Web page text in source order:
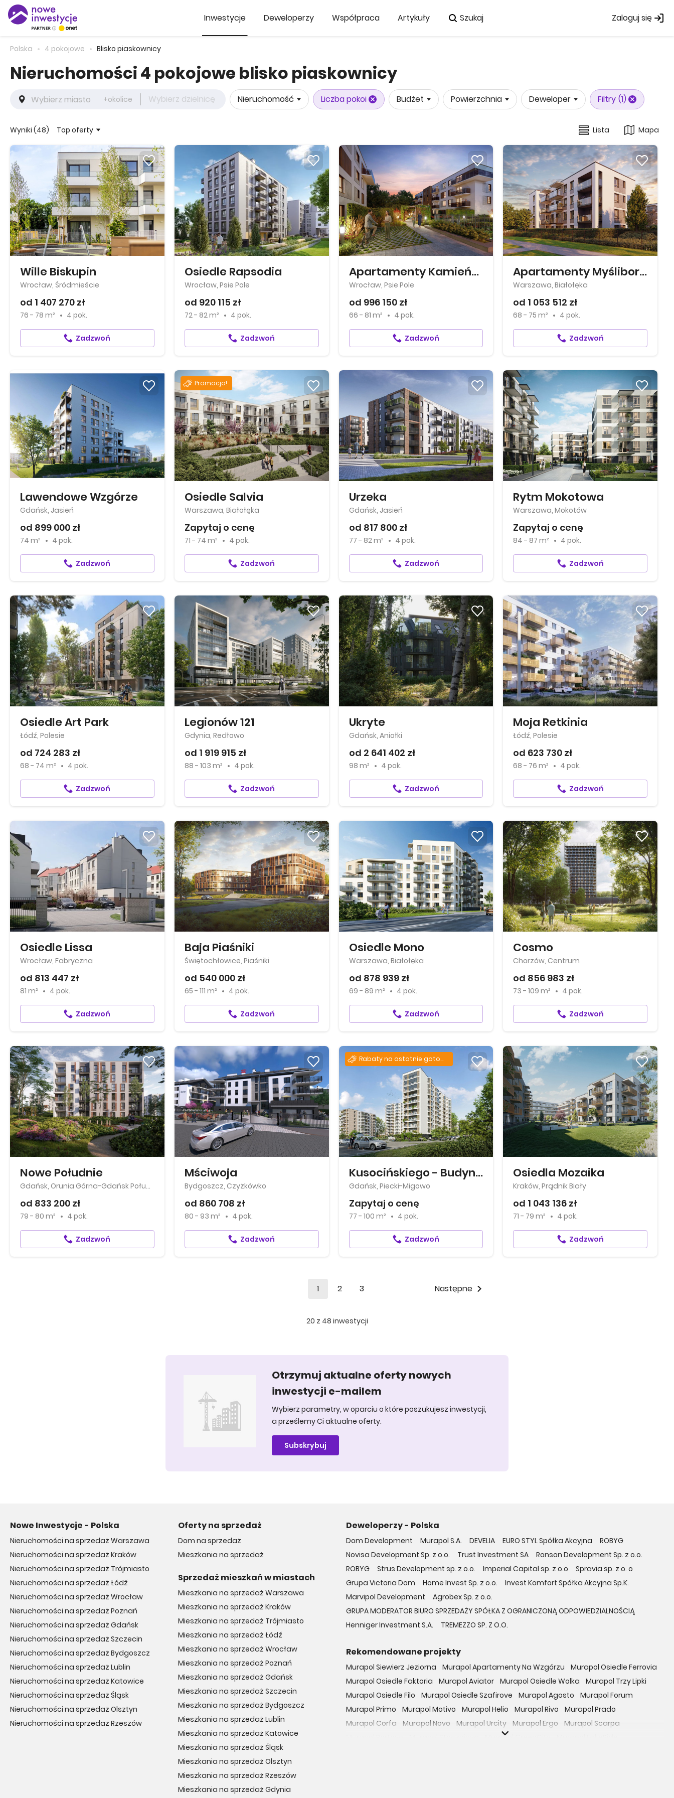
Inwestycje Deweloperzy Współpraca Artykuły Szukaj Zaloguj się
Polska 4 pokojowe Blisko piaskownicy
Nieruchomości 4 pokojowe blisko piaskownicy
+okolice Wybierz dzielnicę Nieruchomość Liczba pokoi Budżet Powierzchnia Deweloper Filtry (1)
Wyniki (48) Top oferty Lista Mapa
Wille Biskupin
Wrocław, Śródmieście
od 1 407 270 zł
76 - 78 m² 4 pok.
Zadzwoń
Osiedle Rapsodia
Wrocław, Psie Pole
od 920 115 zł
72 - 82 m² 4 pok.
Zadzwoń
Apartamenty Kamieńskiego
Wrocław, Psie Pole
od 996 150 zł
66 - 81 m² 4 pok.
Zadzwoń
Apartamenty Myśliborska Park
Warszawa, Białołęka
od 1 053 512 zł
68 - 75 m² 4 pok.
Zadzwoń
Lawendowe Wzgórze
Gdańsk, Jasień
od 899 000 zł
74 m² 4 pok.
Zadzwoń
Promocja!
Osiedle Salvia
Warszawa, Białołęka
Zapytaj o cenę
71 - 74 m² 4 pok.
Zadzwoń
Urzeka
Gdańsk, Jasień
od 817 800 zł
77 - 82 m² 4 pok.
Zadzwoń
Rytm Mokotowa
Warszawa, Mokotów
Zapytaj o cenę
84 - 87 m² 4 pok.
Zadzwoń
Osiedle Art Park
Łódź, Polesie
od 724 283 zł
68 - 74 m² 4 pok.
Zadzwoń
Legionów 121
Gdynia, Redłowo
od 1 919 915 zł
88 - 103 m² 4 pok.
Zadzwoń
Ukryte
Gdańsk, Aniołki
od 2 641 402 zł
98 m² 4 pok.
Zadzwoń
Moja Retkinia
Łódź, Polesie
od 623 730 zł
68 - 76 m² 4 pok.
Zadzwoń
Osiedle Lissa
Wrocław, Fabryczna
od 813 447 zł
81 m² 4 pok.
Zadzwoń
Baja Piaśniki
Świętochłowice, Piaśniki
od 540 000 zł
65 - 111 m² 4 pok.
Zadzwoń
Osiedle Mono
Warszawa, Białołęka
od 878 939 zł
69 - 89 m² 4 pok.
Zadzwoń
Cosmo
Chorzów, Centrum
od 856 983 zł
73 - 109 m² 4 pok.
Zadzwoń
Nowe Południe
Gdańsk, Orunia Górna-Gdańsk Południe
od 833 200 zł
79 - 80 m² 4 pok.
Zadzwoń
Mściwoja
Bydgoszcz, Czyżkówko
od 860 708 zł
80 - 93 m² 4 pok.
Zadzwoń
Rabaty na ostatnie gotowe lokale!
Kusocińskiego - Budynek B
Gdańsk, Piecki-Migowo
Zapytaj o cenę
77 - 100 m² 4 pok.
Zadzwoń
Osiedla Mozaika
Kraków, Prądnik Biały
od 1 043 136 zł
71 - 79 m² 4 pok.
Zadzwoń
1 2 3 Następne
20 z 48 inwestycji
Otrzymuj aktualne oferty nowych
inwestycji e-mailem
Wybierz parametry, w oparciu o które poszukujesz inwestycji,
a prześlemy Ci aktualne oferty.
Subskrybuj
Nowe Inwestycje - Polska
Nieruchomości na sprzedaż Warszawa
Nieruchomości na sprzedaż Kraków
Nieruchomości na sprzedaż Trójmiasto
Nieruchomości na sprzedaż Łódź
Nieruchomości na sprzedaż Wrocław
Nieruchomości na sprzedaż Poznań
Nieruchomości na sprzedaż Gdańsk
Nieruchomości na sprzedaż Szczecin
Nieruchomości na sprzedaż Bydgoszcz
Nieruchomości na sprzedaż Lublin
Nieruchomości na sprzedaż Katowice
Nieruchomości na sprzedaż Śląsk
Nieruchomości na sprzedaż Olsztyn
Nieruchomości na sprzedaż Rzeszów
Oferty na sprzedaż
Dom na sprzedaż
Mieszkania na sprzedaż
Sprzedaż mieszkań w miastach
Mieszkania na sprzedaż Warszawa
Mieszkania na sprzedaż Kraków
Mieszkania na sprzedaż Trójmiasto
Mieszkania na sprzedaż Łódź
Mieszkania na sprzedaż Wrocław
Mieszkania na sprzedaż Poznań
Mieszkania na sprzedaż Gdańsk
Mieszkania na sprzedaż Szczecin
Mieszkania na sprzedaż Bydgoszcz
Mieszkania na sprzedaż Lublin
Mieszkania na sprzedaż Katowice
Mieszkania na sprzedaż Śląsk
Mieszkania na sprzedaż Olsztyn
Mieszkania na sprzedaż Rzeszów
Mieszkania na sprzedaż Gdynia
Deweloperzy - Polska
Dom Development Murapol S.A. DEVELIA EURO STYL Spółka Akcyjna
ROBYG
Novisa Development Sp. z o.o.
Trust Investment SA
Ronson Development Sp. z o.o.
ROBYG
Strus Development sp. z o.o. Imperial Capital sp. z o.o
Spravia sp. z o. o
Grupa Victoria Dom
Home Invest Sp. z o.o.
Invest Komfort Spółka Akcyjna Sp.K.
Marvipol Development
Agrobex Sp. z o.o.
GRUPA MODERATOR BIURO SPRZEDAŻY SPÓŁKA Z OGRANICZONĄ ODPOWIEDZIALNOŚCIĄ
Henniger Investment S.A.
TREMEZZO SP. Z O.O.
Rekomendowane projekty
Murapol Siewierz Jeziorna Murapol Apartamenty Na Wzgórzu
Murapol Osiedle Ferrovia
Murapol Osiedle Faktoria
Murapol Aviator Murapol Osiedle Wolka
Murapol Trzy Lipki
Murapol Osiedle Filo
Murapol Osiedle Szafirove Murapol Agosto
Murapol Forum
Murapol Primo
Murapol Motivo Murapol Helio Murapol Rivo
Murapol Prado
Murapol Corfa
Murapol Novo Murapol Urcity Murapol Ergo
Murapol Scarpa
Murapol GreenCity